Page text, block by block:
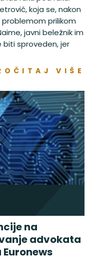
koja se, nakon
prilikom
javni beležnik im
sproveden, jer
VIŠE
na
advokata